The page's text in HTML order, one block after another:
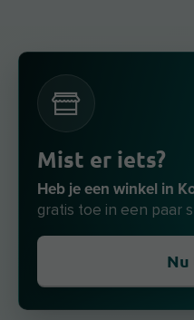
Mist er iets?
Heb je een winkel in
gratis toe in een paar